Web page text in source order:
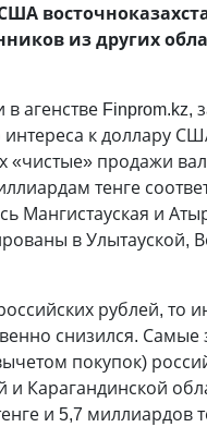
из других
агенстве Finprom.kz,
интереса к доллару
«чистые» продажи
тенге
Мангистауская и
в Улытауской,
рублей,
снизился.
покупок)
и Карагандинской
и 5,7 миллиардов